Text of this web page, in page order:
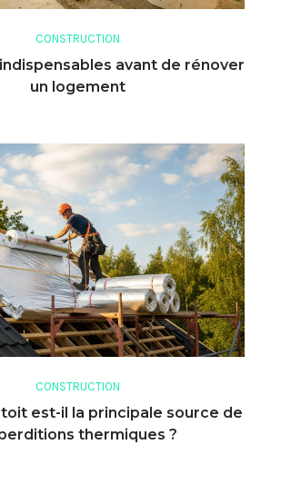
CONSTRUCTION
avant de rénover
un logement
CONSTRUCTION
est-il la principale source de
thermiques ?